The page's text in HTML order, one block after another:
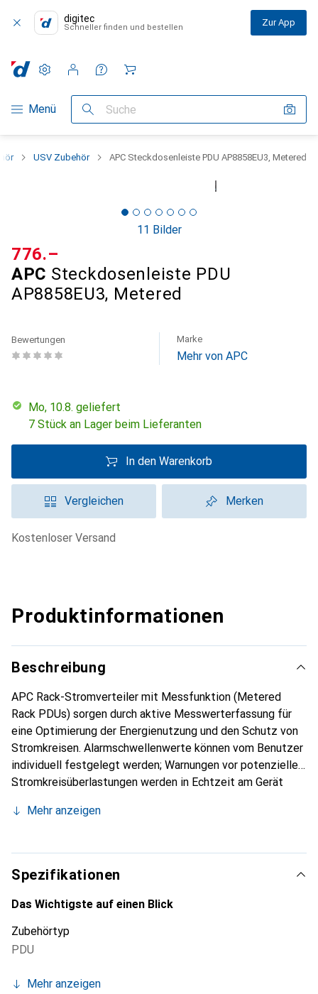
digitec
Schneller finden und bestellen Zur App
Navigation nach Kategorien
Menü Suche
Einstellungen
Kundenkonto
Vergleichslisten
Merklisten
Warenkorb
USV Zubehör APC Steckdosenleiste PDU AP8858EU3, Metered
11 Bilder
APC Steckdosenleiste PDU
AP8858EU3, Metered
CHF
776.–
Bewertungen Marke
Mehr von APC
Mo, 10.8. geliefert
7 Stück an Lager beim Lieferanten
In den Warenkorb
Vergleichen Merken
kostenloser Versand
Produktinformationen
Beschreibung
APC Rack-Stromverteiler mit Messfunktion (Metered
Rack PDUs) sorgen durch aktive Messwerterfassung für
eine Optimierung der Energienutzung und den Schutz von
Stromkreisen. Alarmschwellenwerte können vom Benutzer
individuell festgelegt werden; Warnungen vor potenziellen
Stromkreisüberlastungen werden in Echtzeit am Gerät
Metered Rack PDUs stellen Daten zum Energieverbrauch
Entscheidungen über die Lastverteilung und richtige
Dimensionierung von IT-Umgebungen treffen und die
Gesamtbetriebskosten verringern können. Die Geräte
verfügen über zahlreiche Funktionen und Merkmale:
Temperatur-/Feuchtigkeitssensor, IEC-Steckdosen mit
Verriegelung und ultraflache Trennschalter. Die
sichere Webverbindung bzw. SNMP- oder Telnet-
Mehr anzeigen
Spezifikationen
Das Wichtigste auf einen Blick
Zubehörtyp
PDU
Mehr anzeigen